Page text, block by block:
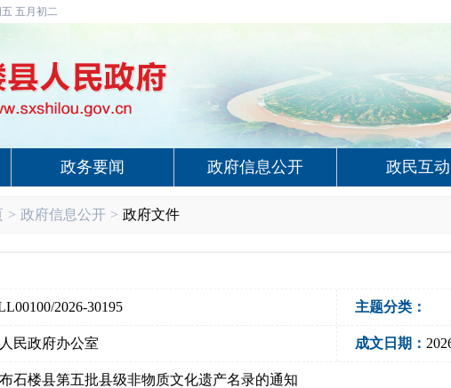
五 五月初二
政务要闻 政府信息公开 政民互动
> 政府信息公开 > 政府文件
2026-30195 主题分类：
民政府办公室 成文日期：
石楼县第五批县级非物质文化遗产名录的通知